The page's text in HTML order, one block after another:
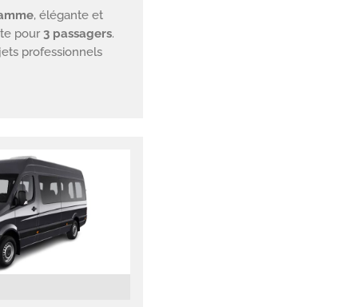
, élégante et
pour3 passagers.
professionnels